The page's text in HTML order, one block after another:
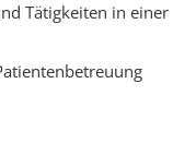
Tätigkeiten in einer